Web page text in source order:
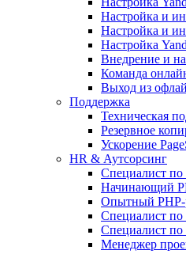
Настройка и
Настройка и
Настройка
Внедрение и
Команда
Выход из
Поддержка
Техническая
Резервное
Ускорение
HR & Аутсорсинг
Специалист по
Начинающий
Опытный PHP-
Специалист
Специалист по
Менеджер